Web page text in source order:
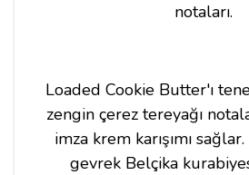
notaları.
Loaded Cookie Butter'ı
zengin çerez tereyağı
imza krem ​​karışımı
gevrek Belçika